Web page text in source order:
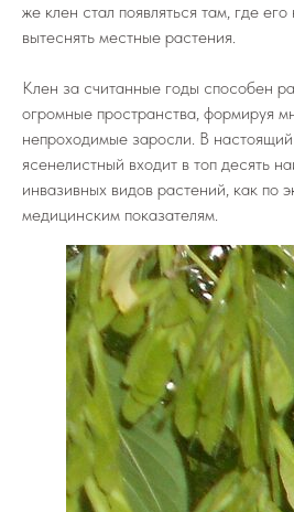
же клен стал появляться там, где
вытеснять местные растения.
Клен за считанные годы способен
огромные пространства, формируя
непроходимые заросли. В
ясенелистный входит в топ десять
инвазивных видов растений, как по
медицинским показателям.